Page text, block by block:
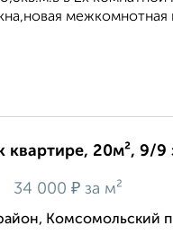
квартире, 20м², 9/9
34 000 ₽ за м²
Комсомольский